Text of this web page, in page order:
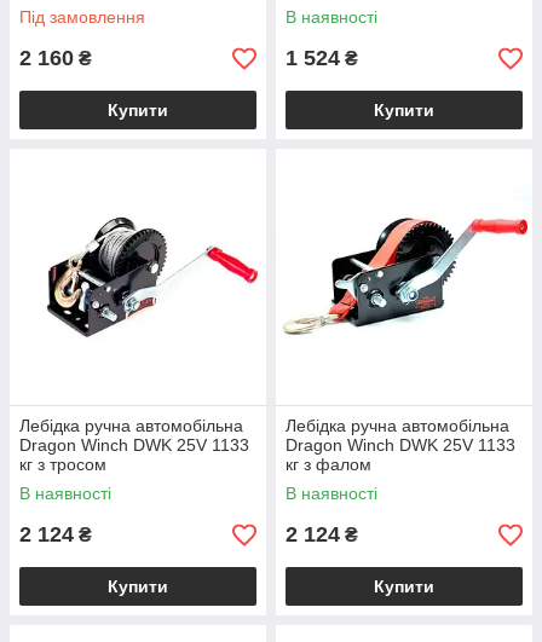
Під замовлення
2 160 ₴
Купити
В наявності
1 524 ₴
Купити
Лебідка ручна автомобільна
Dragon Winch DWK 25V 1133
кг з тросом
В наявності
2 124 ₴
Купити
Лебідка ручна автомобільна
Dragon Winch DWK 25V 1133
кг з фалом
В наявності
2 124 ₴
Купити